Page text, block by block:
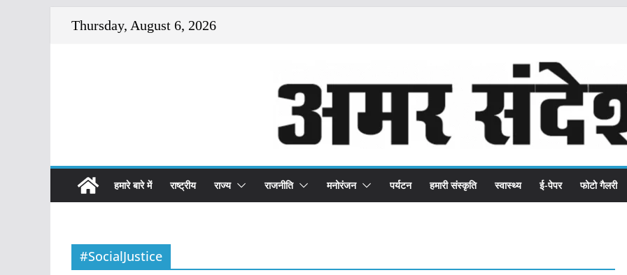
Thursday, August 6, 2026
हमारे बारे में राष्ट्रीय राज्य राजनीति मनोरंजन पर्यटन हमारी संस्कृति स्वास्थ्य ई-पेपर फोटो गैलरी
#SocialJustice